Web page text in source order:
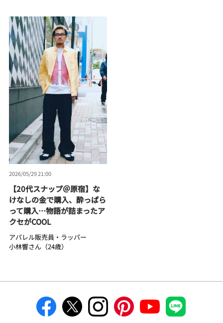
2026/05/29 21:00
【20代スナップ＠原宿】な
けなしの金で購入、酔っぱら
って購入…物語が詰まったア
クセがCOOL
アパレル販売員・ラッパー
小林響さん（24歳）